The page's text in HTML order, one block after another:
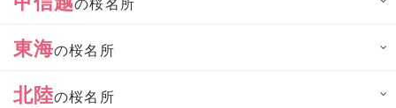
東海の桜名所
北陸の桜名所